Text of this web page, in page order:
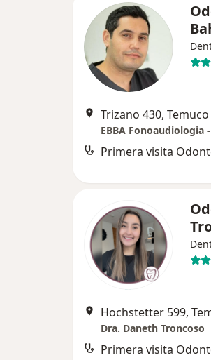
Trizano 430, Temuco
Primera visita
Hochstetter 599,
Dra. Daneth Troncoso
Primera visita